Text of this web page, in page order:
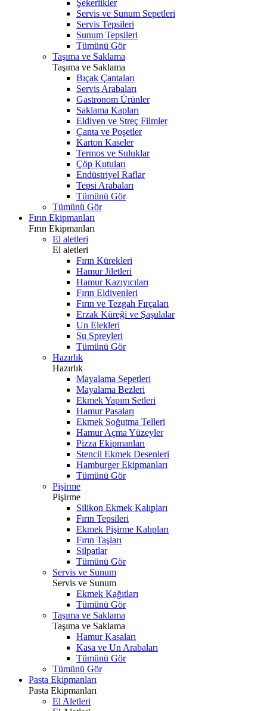
Şekerlikler
Servis ve Sunum Sepetleri
Servis Tepsileri
Sunum Tepsileri
Tümünü Gör
Taşıma ve Saklama
Taşıma ve Saklama
Bıçak Çantaları
Servis Arabaları
Gastronom Ürünler
Saklama Kapları
Eldiven ve Streç Filmler
Çanta ve Poşetler
Karton Kaseler
Termos ve Suluklar
Çöp Kutuları
Endüstriyel Raflar
Tepsi Arabaları
Tümünü Gör
Tümünü Gör
Fırın Ekipmanları
Fırın Ekipmanları
El aletleri
El aletleri
Fırın Kürekleri
Hamur Jiletleri
Hamur Kazıyıcıları
Fırın Eldivenleri
Fırın ve Tezgah Fırçaları
Erzak Küreği ve Şaşulalar
Un Elekleri
Su Spreyleri
Tümünü Gör
Hazırlık
Hazırlık
Mayalama Sepetleri
Mayalama Bezleri
Ekmek Yapım Setleri
Hamur Pasaları
Ekmek Soğutma Telleri
Hamur Açma Yüzeyler
Pizza Ekipmanları
Stencil Ekmek Desenleri
Hamburger Ekipmanları
Tümünü Gör
Pişirme
Pişirme
Silikon Ekmek Kalıpları
Fırın Tepsileri
Ekmek Pişirme Kalıpları
Fırın Taşları
Silpatlar
Tümünü Gör
Servis ve Sunum
Servis ve Sunum
Ekmek Kağıtları
Tümünü Gör
Taşıma ve Saklama
Taşıma ve Saklama
Hamur Kasaları
Kasa ve Un Arabaları
Tümünü Gör
Tümünü Gör
Pasta Ekipmanları
Pasta Ekipmanları
El Aletleri